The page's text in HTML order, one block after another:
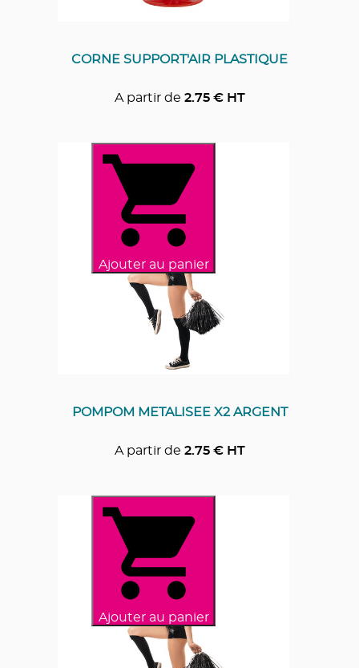
CORNE SUPPORT'AIR PLASTIQUE
A partir de 2.75€ HT
Ajouter au panier
POMPOM METALISEE X2 ARGENT
A partir de 2.75€ HT
Ajouter au panier